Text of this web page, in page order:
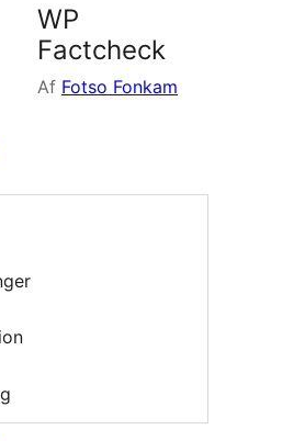
WP
Factcheck
Af Fotso Fonkam